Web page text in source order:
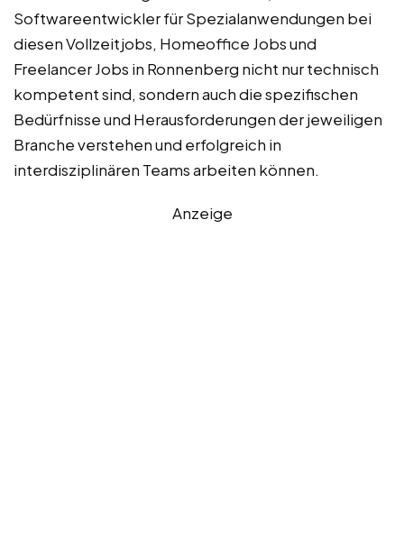
Softwareentwickler für Spezialanwendungen bei
diesen Vollzeitjobs, Homeoffice Jobs und
Freelancer Jobs in Ronnenberg nicht nur technisch
kompetent sind, sondern auch die spezifischen
Bedürfnisse und Herausforderungen der jeweiligen
Branche verstehen und erfolgreich in
interdisziplinären Teams arbeiten können.
Anzeige